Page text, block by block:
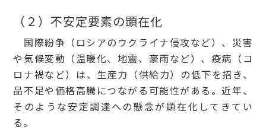
（２）不安定要素の顕在化
国際紛争（ロシアのウクライナ侵攻など）、災害
や気候変動（温暖化、地震、豪雨など）、疫病（コ
ロナ禍など）は、生産力（供給力）の低下を招き、
品不足や価格高騰につながる可能性がある。近年、
そのような安定調達への懸念が顕在化してきてい
る。